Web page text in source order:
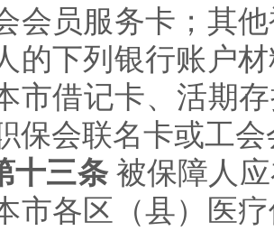
会员服务卡；其
的下列银行账户
市借记卡、活期
保会联名卡或工
十三条 被保障人
市各区（县）医